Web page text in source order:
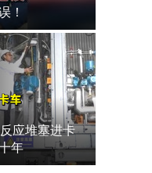
！
应堆塞进卡
年